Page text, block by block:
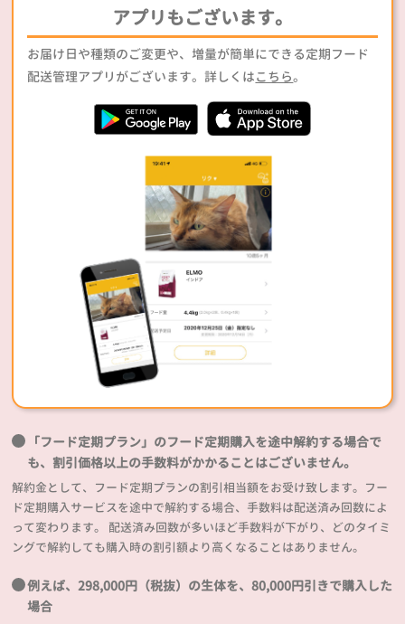
アプリもございます。
お届け日や種類のご変更や、増量が簡単にできる定期フード
配送管理アプリがございます。詳しくはこちら。
「フード定期プラン」のフード定期購入を途中解約する場合で
も、割引価格以上の手数料がかかることはございません。
解約金として、フード定期プランの割引相当額をお受け致します。フー
ド定期購入サービスを途中で解約する場合、手数料は配送済み回数によ
って変わります。 配送済み回数が多いほど手数料が下がり、どのタイミ
ングで解約しても購入時の割引額より高くなることはありません。
例えば、298,000円（税抜）の生体を、80,000円引きで購入した
場合